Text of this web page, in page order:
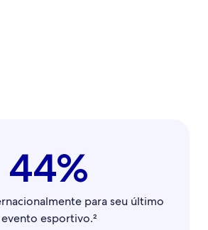
44%
para seu último
evento esportivo.²